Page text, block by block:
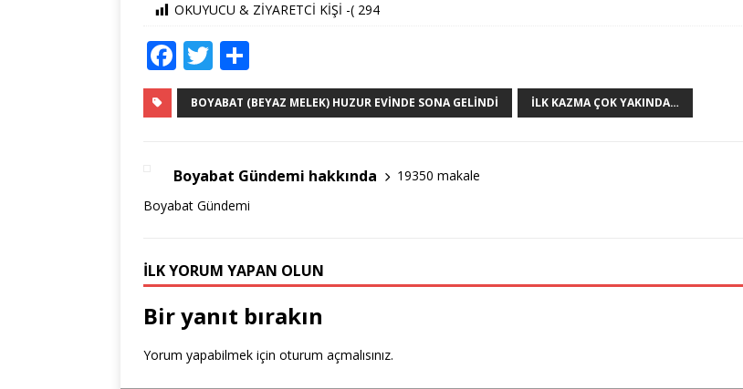
OKUYUCU & ZİYARETCİ KİŞİ -( 294
F
a
c
b
o
k
T
w
it
r
h
ar
BOYABAT (BEYAZ MELEK) HUZUR EVINDE SONA GELINDI İLK KAZMA ÇOK YAKINDA…
Boyabat Gündemi hakkında
19350 makale
Boyabat Gündemi
İLK YORUM YAPAN OLUN
Bir yanıt bırakın
Yorum yapabilmek için oturum açmalısınız.